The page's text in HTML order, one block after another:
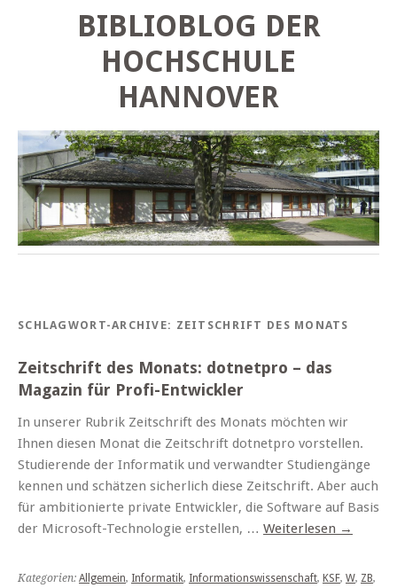
BIBLIOBLOG DER
HOCHSCHULE
HANNOVER
SCHLAGWORT-ARCHIVE: ZEITSCHRIFT DES MONATS
Zeitschrift des Monats: dotnetpro – das
Magazin für Profi-Entwickler
In unserer Rubrik Zeitschrift des Monats möchten wir
Ihnen diesen Monat die Zeitschrift dotnetpro vorstellen.
Studierende der Informatik und verwandter Studiengänge
kennen und schätzen sicherlich diese Zeitschrift. Aber auch
für ambitionierte private Entwickler, die Software auf Basis
der Microsoft-Technologie erstellen, … Weiterlesen →
Kategorien: Allgemein, Informatik, Informationswissenschaft, KSF, W, ZB,